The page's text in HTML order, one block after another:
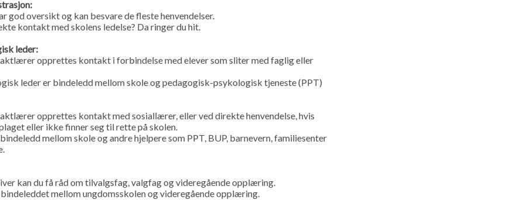
god oversikt og kan besvare de fleste henvendelser.
kontakt med skolens ledelse? Da ringer du hit.
leder:
opprettes kontakt i forbindelse med elever som sliter med faglig eller
leder er bindeledd mellom skole og pedagogisk-psykologisk tjeneste (PPT)
opprettes kontakt med sosiallærer, eller ved direkte henvendelse, hvis
eller ikke finner seg til rette på skolen.
mellom skole og andre hjelpere som PPT, BUP, barnevern, familiesenter
kan du få råd om tilvalgsfag, valgfag og videregående opplæring.
bindeleddet mellom ungdomsskolen og videregående opplæring.